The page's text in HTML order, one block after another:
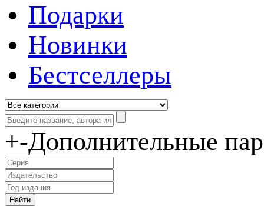
Подарки
Новинки
Бестселлеры
+-Дополнительные